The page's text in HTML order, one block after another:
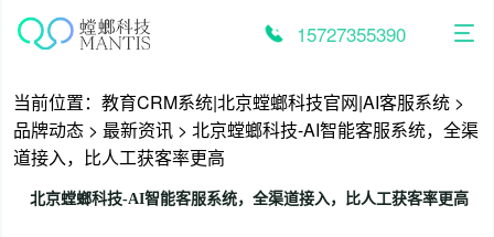
15727355390
当前位置： 教育CRM系统|北京螳螂科技官网|AI客服系统 >
品牌动态 > 最新资讯 > 北京螳螂科技-AI智能客服系统，全渠
道接入，比人工获客率更高
北京螳螂科技-AI智能客服系统，全渠道接入，比人工获客率更高